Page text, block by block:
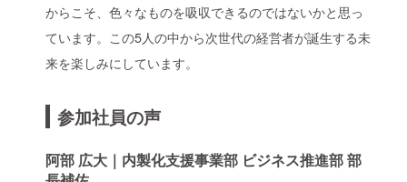
からこそ、色々なものを吸収できるのではないかと思っ
ています。この5人の中から次世代の経営者が誕生する未
来を楽しみにしています。
参加社員の声
阿部 広大｜内製化支援事業部 ビジネス推進部 部